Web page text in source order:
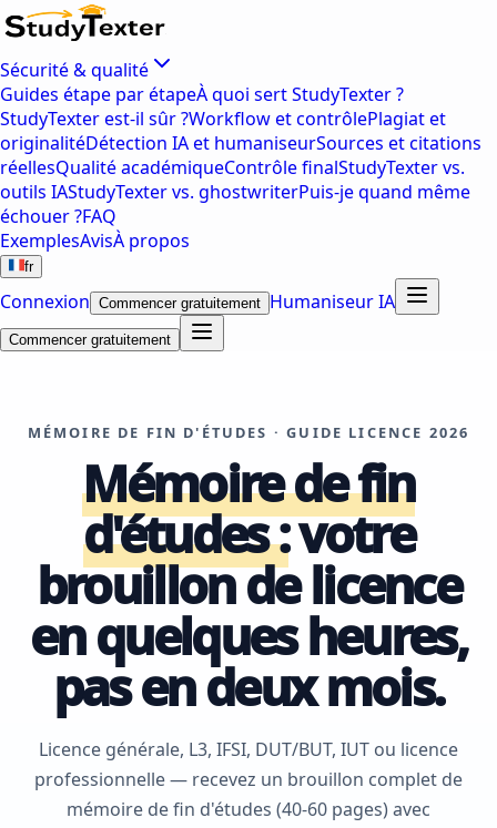
Sécurité & qualité
Guides étape par étapeÀ quoi sert StudyTexter ?
StudyTexter est-il sûr ?Workflow et contrôlePlagiat et
originalitéDétection IA et humaniseurSources et citations
réellesQualité académiqueContrôle finalStudyTexter vs.
outils IAStudyTexter vs. ghostwriterPuis-je quand même
échouer ?FAQ
ExemplesAvisÀ propos
fr
Connexion Commencer gratuitement Humaniseur IA
Commencer gratuitement
MÉMOIRE DE FIN D'ÉTUDES · GUIDE LICENCE 2026
Mémoire de fin
d'études :votre
brouillon de licence
en quelques heures,
pas en deux mois.
Licence générale, L3, IFSI, DUT/BUT, IUT ou licence
professionnelle — recevez un brouillon complet de
mémoire de fin d'études (40-60 pages) avec